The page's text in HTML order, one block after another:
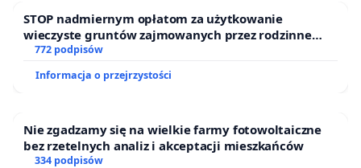
STOP nadmiernym opłatom za użytkowanie
wieczyste gruntów zajmowanych przez rodzinne
ogrody działkowe.
772 podpisów
Informacja o przejrzystości
Nie zgadzamy się na wielkie farmy fotowoltaiczne
bez rzetelnych analiz i akceptacji mieszkańców
334 podpisów